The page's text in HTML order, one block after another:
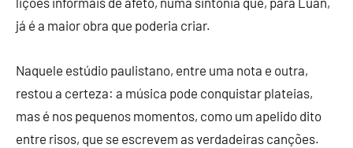
já é a maior obra que poderia criar.
Naquele estúdio paulistano, entre uma nota e outra,
restou a certeza: a música pode conquistar plateias,
mas é nos pequenos momentos, como um apelido dito
entre risos, que se escrevem as verdadeiras canções.